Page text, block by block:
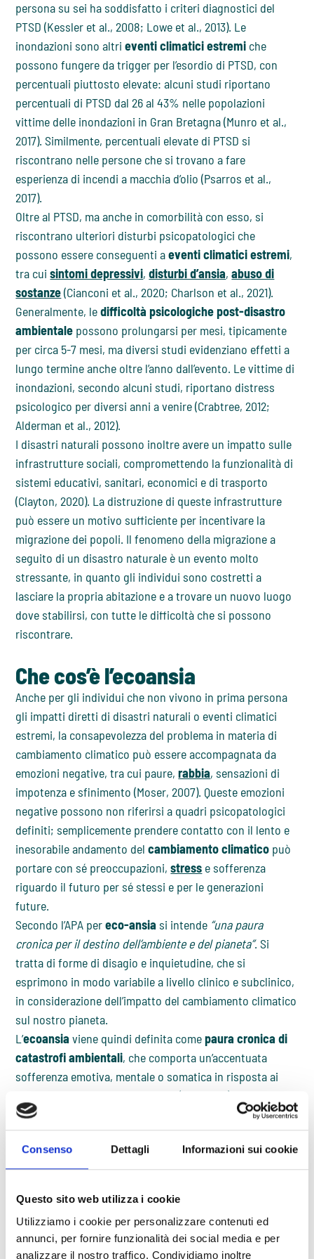
Consenso Dettagli Informazioni sui cookie
Questo sito web utilizza i cookie
Utilizziamo i cookie per personalizzare contenuti ed
annunci, per fornire funzionalità dei social media e per
analizzare il nostro traffico. Condividiamo inoltre
persona su sei ha soddisfatto i criteri diagnostici del
PTSD (Kessler et al., 2008; Lowe et al., 2013). Le
inondazioni sono altrieventi climatici estremi che
possono fungere da trigger per l’esordio di PTSD, con
percentuali piuttosto elevate: alcuni studi riportano
percentuali di PTSD dal 26 al 43% nelle popolazioni
vittime delle inondazioni in Gran Bretagna (Munro et al.,
2017). Similmente, percentuali elevate di PTSD si
riscontrano nelle persone che si trovano a fare
esperienza di incendi a macchia d’olio (Psarros et al.,
2017).
Oltre al PTSD, ma anche in comorbilità con esso, si
riscontrano ulteriori disturbi psicopatologici che
possono essere conseguenti aeventi climatici estremi,
tra cuisintomi depressivi,disturbi d’ansia,abuso di
sostanze(Cianconi et al., 2020; Charlson et al., 2021).
Generalmente, ledifficoltà psicologiche post-disastro
ambientale possono prolungarsi per mesi, tipicamente
per circa 5-7 mesi, ma diversi studi evidenziano effetti a
lungo termine anche oltre l’anno dall’evento. Le vittime di
inondazioni, secondo alcuni studi, riportano distress
psicologico per diversi anni a venire (Crabtree, 2012;
Alderman et al., 2012).
I disastri naturali possono inoltre avere un impatto sulle
infrastrutture sociali, compromettendo la funzionalità di
sistemi educativi, sanitari, economici e di trasporto
(Clayton, 2020). La distruzione di queste infrastrutture
può essere un motivo sufficiente per incentivare la
migrazione dei popoli. Il fenomeno della migrazione a
seguito di un disastro naturale è un evento molto
stressante, in quanto gli individui sono costretti a
lasciare la propria abitazione e a trovare un nuovo luogo
dove stabilirsi, con tutte le difficoltà che si possono
riscontrare.
Che cos’è l’ecoansia
Anche per gli individui che non vivono in prima persona
gli impatti diretti di disastri naturali o eventi climatici
estremi, la consapevolezza del problema in materia di
cambiamento climatico può essere accompagnata da
emozioni negative, tra cui paure,rabbia, sensazioni di
impotenza e sfinimento (Moser, 2007). Queste emozioni
negative possono non riferirsi a quadri psicopatologici
definiti; semplicemente prendere contatto con il lento e
inesorabile andamento delcambiamento climatico può
portare con sé preoccupazioni,stress e sofferenza
riguardo il futuro per sé stessi e per le generazioni
future.
Secondo l’APA pereco-ansia si intende “una paura
cronica per il destino dell’ambiente e del pianeta”. Si
tratta di forme di disagio e inquietudine, che si
esprimono in modo variabile a livello clinico e subclinico,
in considerazione dell’impatto del cambiamento climatico
sul nostro pianeta.
L’ecoansia viene quindi definita comepaura cronica di
catastrofi ambientali, che comporta un’accentuata
sofferenza emotiva, mentale o somatica in risposta ai
pericolosi cambiamenti del clima (APA, 2017).
Alcune evidenze suggeriscono che l’
ecoansia(o “climate
anxiety”) è maggiormente prevalente tra i giovani adulti,
mentre le generazioni più anziane ne sarebbero meno
impattate (Chen et al., 2020). Una survey nazionale svolta
adolescenti intervistati riportavano preoccupazioni
riguardo il cambiamento climatico (Kaplan & Guskin,
2019). Secondo ulteriori studi l’ecoansiaemerge in